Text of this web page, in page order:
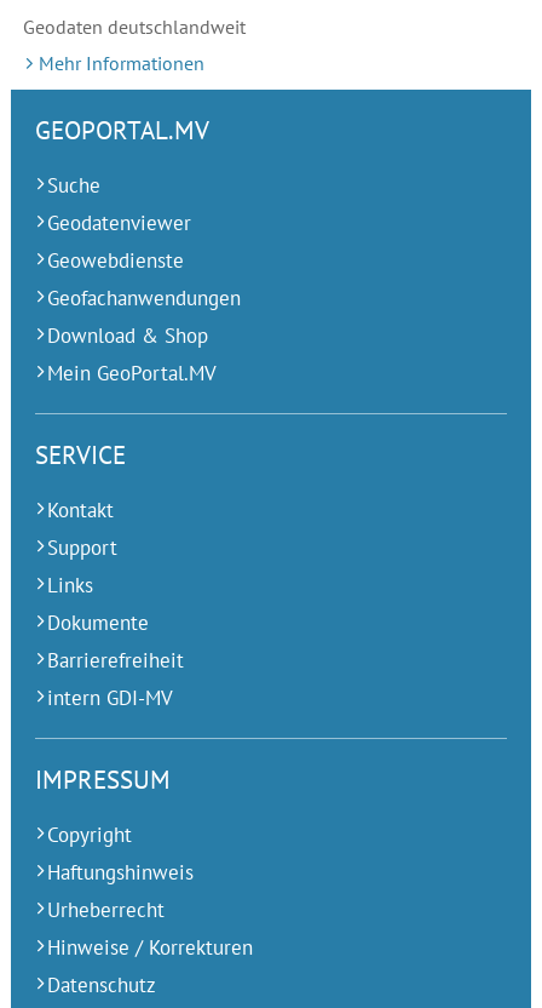
Geodaten deutschlandweit
Mehr Informationen
GEOPORTAL.MV
Suche
Geodatenviewer
Geowebdienste
Geofachanwendungen
Download & Shop
Mein GeoPortal.MV
SERVICE
Kontakt
Support
Links
Dokumente
Barrierefreiheit
intern GDI-MV
IMPRESSUM
Copyright
Haftungshinweis
Urheberrecht
Hinweise / Korrekturen
Datenschutz